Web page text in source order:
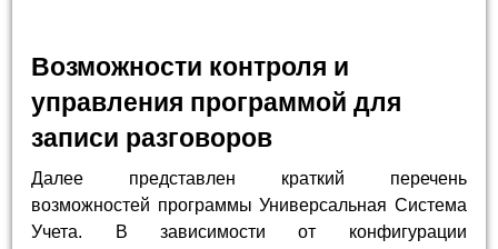
Возможности контроля и
управления программой для
записи разговоров
Далее представлен краткий перечень
возможностей программы Универсальная Система
Учета. В зависимости от конфигурации